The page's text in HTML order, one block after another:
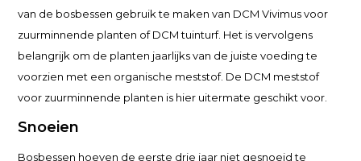
van de bosbessen gebruik te maken van DCM Vivimus voor
zuurminnende planten of DCM tuinturf. Het is vervolgens
belangrijk om de planten jaarlijks van de juiste voeding te
voorzien met een organische meststof. De DCM meststof
voor zuurminnende planten is hier uitermate geschikt voor.
Snoeien
Bosbessen hoeven de eerste drie jaar niet gesnoeid te